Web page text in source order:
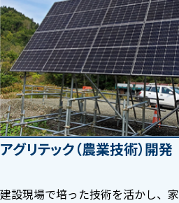
アグリテック（農業技術）開発
建設現場で培った技術を活かし、